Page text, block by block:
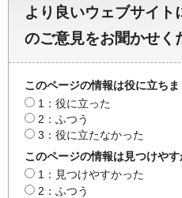
より良いウェブサイト
のご意見をお聞かせく
このページの情報は役に立ちま
1：役に立った
2：ふつう
3：役に立たなかった
このページの情報は見つけやす
1：見つけやすかった
2：ふつう